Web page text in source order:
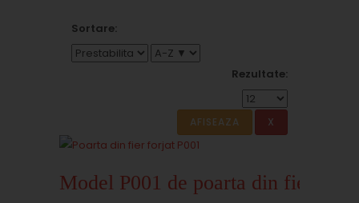
Sortare:
Rezultate:
Model P001 de poarta din fier